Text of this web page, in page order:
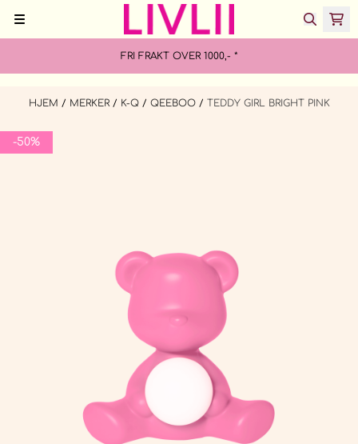
Hopp til innhold
FRI FRAKT OVER 1000,- *
HJEM / MERKER / K-Q / QEEBOO / TEDDY GIRL BRIGHT PINK
-50%